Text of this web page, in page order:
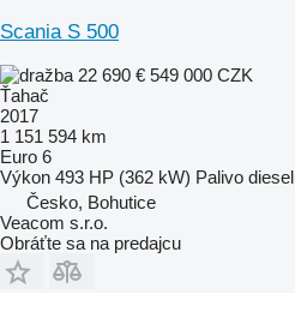
Scania S 500
22 690 € 549 000 CZK
Ťahač
2017
1 151 594 km
Euro 6
Výkon 493 HP (362 kW) Palivo diesel
Česko, Bohutice
Veacom s.r.o.
Obráťte sa na predajcu